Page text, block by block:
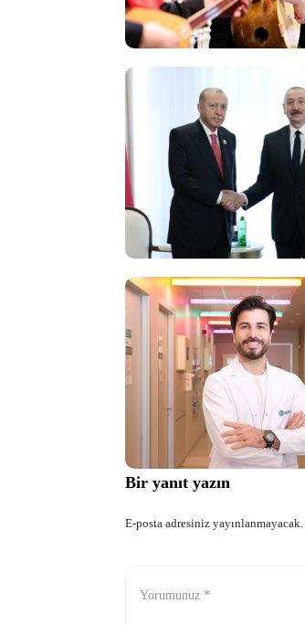
Bir yanıt yazın
E-posta adresiniz yayınlanmayacak.